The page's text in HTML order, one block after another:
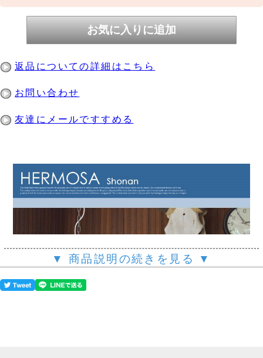
返品についての詳細はこちら
お問い合わせ
友達にメールですすめる
▼ 商品説明の続きを見る ▼